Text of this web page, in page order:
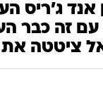
ג'ריס
זה כבר
ציטטה את